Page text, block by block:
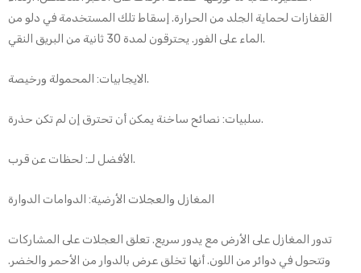
القفازات لحماية الجلد من الحرارة. إسقاط تلك المستخدمة في دلو من
الماء على الفور. يحترقون لمدة 30 ثانية من البريق النقي.
الايجابيات: المحمولة ورخيصة.
سلبيات: نصائح ساخنة يمكن أن تحترق إن لم تكن حذرة.
الأفضل لـ: لحظات عن قرب.
المغازل والعجلات الأرضية: الدوامات الدوارة
تدور المغازل على الأرض مع يدور سريع. تعلق العجلات على المشاركات
وتتحول في دوائر من اللون. أنها تخلق عرض بالدوار من الأحمر والخضر.